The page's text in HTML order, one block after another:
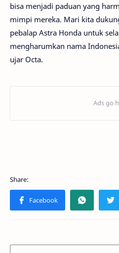
bisa menjadi paduan yang
mimpi mereka. Mari kita
pebalap Astra Honda untuk
mengharumkan nama
ujar Octa.